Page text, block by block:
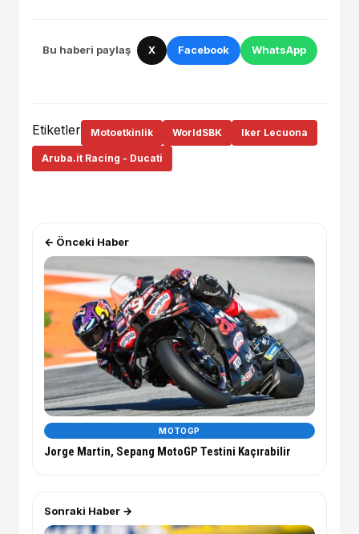
Bu haberi paylaş X Facebook WhatsApp
Etiketler Motoetkinlik WorldSBK Iker Lecuona
Aruba.it Racing - Ducati
← Önceki Haber
MOTOGP
Jorge Martin, Sepang MotoGP Testini Kaçırabilir
Sonraki Haber →